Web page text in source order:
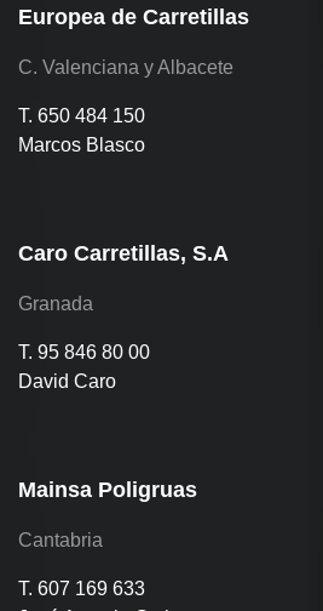
Europea de Carretillas
C. Valenciana y Albacete
T. 650 484 150
Marcos Blasco
Caro Carretillas, S.A
Granada
T. 95 846 80 00
David Caro
Mainsa Poligruas
Cantabria
T. 607 169 633